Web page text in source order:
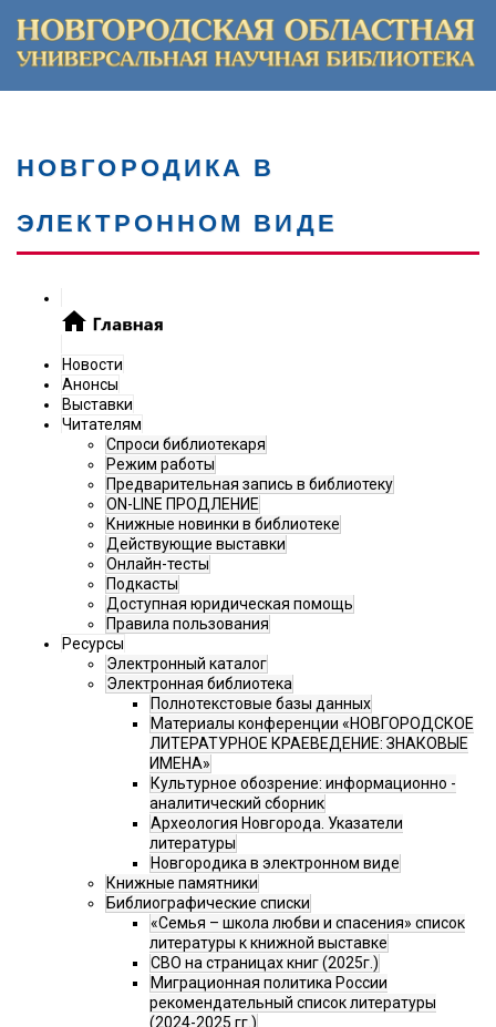
НОВГОРОДИКА В
ЭЛЕКТРОННОМ ВИДЕ
Новости
Анонсы
Выставки
Читателям
Спроси библиотекаря
Режим работы
Предварительная запись в библиотеку
ON-LINE ПРОДЛЕНИЕ
Книжные новинки в библиотеке
Действующие выставки
Онлайн-тесты
Подкасты
Доступная юридическая помощь
Правила пользования
Ресурсы
Электронный каталог
Электронная библиотека
Полнотекстовые базы данных
Материалы конференции «НОВГОРОДСКОЕ
ЛИТЕРАТУРНОЕ КРАЕВЕДЕНИЕ: ЗНАКОВЫЕ
ИМЕНА»
Культурное обозрение: информационно -
аналитический сборник
Археология Новгорода. Указатели
литературы
Новгородика в электронном виде
Книжные памятники
Библиографические списки
«Семья – школа любви и спасения» список
литературы к книжной выставке
СВО на страницах книг (2025г.)
Миграционная политика России
рекомендательный список литературы
(2024-2025 гг.)